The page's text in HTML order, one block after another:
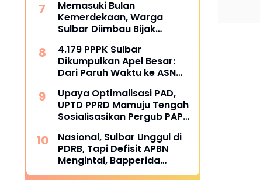
Memasuki Bulan
Kemerdekaan, Warga
Sulbar Diimbau Bijak
4.179 PPPK Sulbar
Dikumpulkan Apel Besar:
Dari Paruh Waktu ke ASN
Upaya Optimalisasi PAD,
UPTD PPRD Mamuju Tengah
Sosialisasikan Pergub PAP
Tassisara
Nasional, Sulbar Unggul di
PDRB, Tapi Defisit APBN
Mengintai, Bapperida
Siapkan Respons